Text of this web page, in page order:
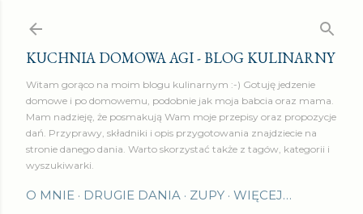
KUCHNIA DOMOWA AGI - BLOG KULINARNY
Witam gorąco na moim blogu kulinarnym :-) Gotuję jedzenie
domowe i po domowemu, podobnie jak moja babcia oraz mama.
Mam nadzieję, że posmakują Wam moje przepisy oraz propozycje
dań. Przyprawy, składniki i opis przygotowania znajdziecie na
stronie danego dania. Warto skorzystać także z tagów, kategorii i
wyszukiwarki.
O MNIE DRUGIE DANIA ZUPY WIĘCEJ…